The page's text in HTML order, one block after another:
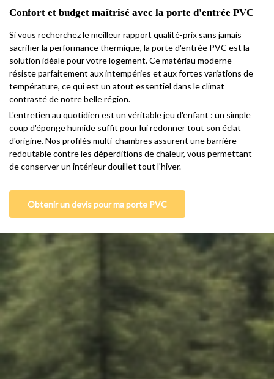
Confort et budget maîtrisé avec la porte d'entrée PVC
Si vous recherchez le meilleur rapport qualité-prix sans jamais
sacrifier la performance thermique, la porte d'entrée PVC est la
solution idéale pour votre logement. Ce matériau moderne
résiste parfaitement aux intempéries et aux fortes variations de
température, ce qui est un atout essentiel dans le climat
contrasté de notre belle région.
L'entretien au quotidien est un véritable jeu d'enfant : un simple
coup d'éponge humide suffit pour lui redonner tout son éclat
d'origine. Nos profilés multi-chambres assurent une barrière
redoutable contre les déperditions de chaleur, vous permettant
de conserver un intérieur douillet tout l'hiver.
Obtenir un devis pour ma porte PVC